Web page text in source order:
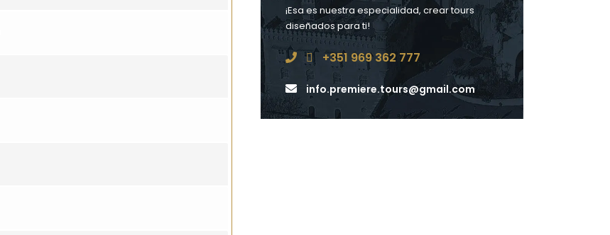
¡Esa es nuestra especialidad, crear tours
diseñados para ti!
+351 969 362 777
info.premiere.tours@gmail.com